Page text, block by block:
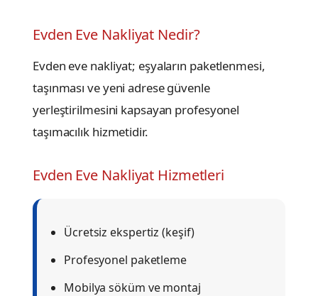
Evden Eve Nakliyat Nedir?
Evden eve nakliyat; eşyaların paketlenmesi,
taşınması ve yeni adrese güvenle
yerleştirilmesini kapsayan profesyonel
taşımacılık hizmetidir.
Evden Eve Nakliyat Hizmetleri
Ücretsiz ekspertiz (keşif)
Profesyonel paketleme
Mobilya söküm ve montaj